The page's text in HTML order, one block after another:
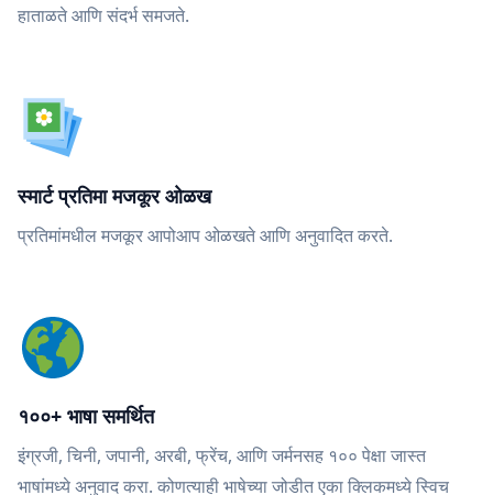
हाताळते आणि संदर्भ समजते.
स्मार्ट प्रतिमा मजकूर ओळख
प्रतिमांमधील मजकूर आपोआप ओळखते आणि अनुवादित करते.
१००+ भाषा समर्थित
इंग्रजी, चिनी, जपानी, अरबी, फ्रेंच, आणि जर्मनसह १०० पेक्षा जास्त
भाषांमध्ये अनुवाद करा. कोणत्याही भाषेच्या जोडीत एका क्लिकमध्ये स्विच